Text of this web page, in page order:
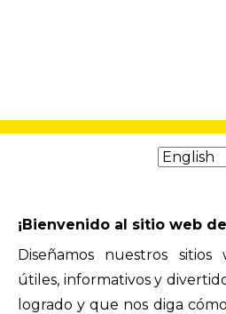
¡Bienvenido al sitio web
Diseñamos nuestros
útiles, informativos y
logrado y que nos diga